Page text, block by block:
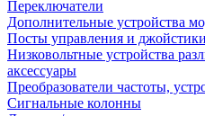
Переключатели
Дополнительные устройства
Посты управления и джойстики
Низковольтные устройства
аксессуары
Преобразователи частоты,
Сигнальные колонны